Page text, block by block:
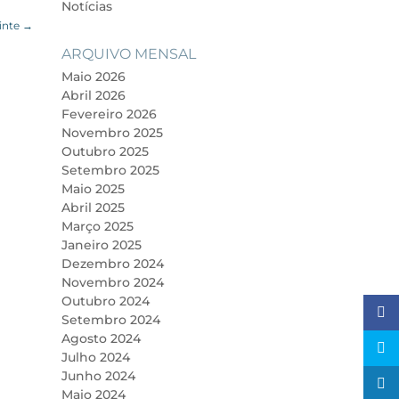
→
Notícias
ARQUIVO MENSAL
Maio 2026
Abril 2026
Fevereiro 2026
Novembro 2025
Outubro 2025
Setembro 2025
Maio 2025
Abril 2025
Março 2025
Janeiro 2025
Dezembro 2024
Novembro 2024
Outubro 2024
Setembro 2024
Agosto 2024
Julho 2024
Junho 2024
Maio 2024